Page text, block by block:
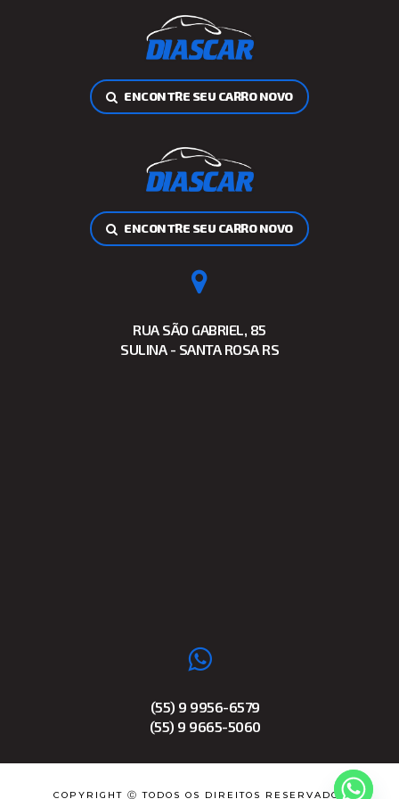
ENCONTRE SEU CARRO NOVO
ENCONTRE SEU CARRO NOVO
RUA SÃO GABRIEL, 85
SULINA - SANTA ROSA RS
(55) 9 9956-6579
(55) 9 9665-5060
COPYRIGHT Ⓒ TODOS OS DIREITOS RESERVADOS